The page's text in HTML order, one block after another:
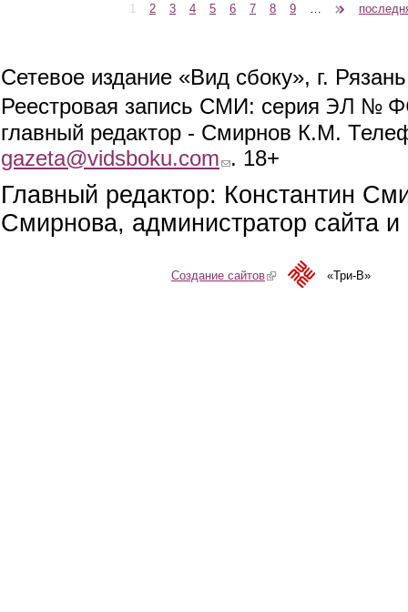
1 2 3 4 5 6 7 8 9
Сетевое издание «Вид сбоку», г.
Реестровая запись СМИ: серия ЭЛ №
главный редактор - Смирнов К.М.
gazeta@vidsboku.com (link sends e-mail)
. 18+
Главный редактор: Константин
Смирнова, администратор сайта
Создание сайтов(link is external)«Три-В»